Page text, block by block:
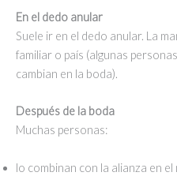
En el dedo anular
Suele ir en el dedo anular. La
familiar o país (algunas
cambian en la boda).
Después de la boda
Muchas personas:
lo combinan con la alianza en el